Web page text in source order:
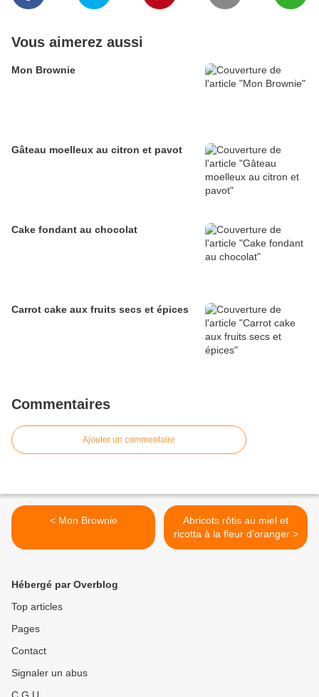
Vous aimerez aussi
Mon Brownie
Gâteau moelleux au citron et pavot
Cake fondant au chocolat
Carrot cake aux fruits secs et épices
Commentaires
Ajouter un commentaire
< Mon Brownie
Abricots rôtis au miel et
ricotta à la fleur d’oranger >
Hébergé par Overblog
Top articles
Pages
Contact
Signaler un abus